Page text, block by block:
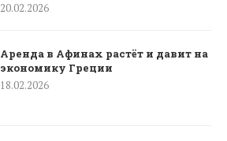
20.02.2026
Аренда в Афинах растёт и давит на
экономику Греции
18.02.2026